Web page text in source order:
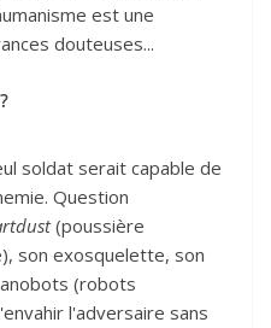
est une
douteuses...
soldat serait capable de
Question
(poussière
son exosquelette, son
(robots
l'adversaire sans